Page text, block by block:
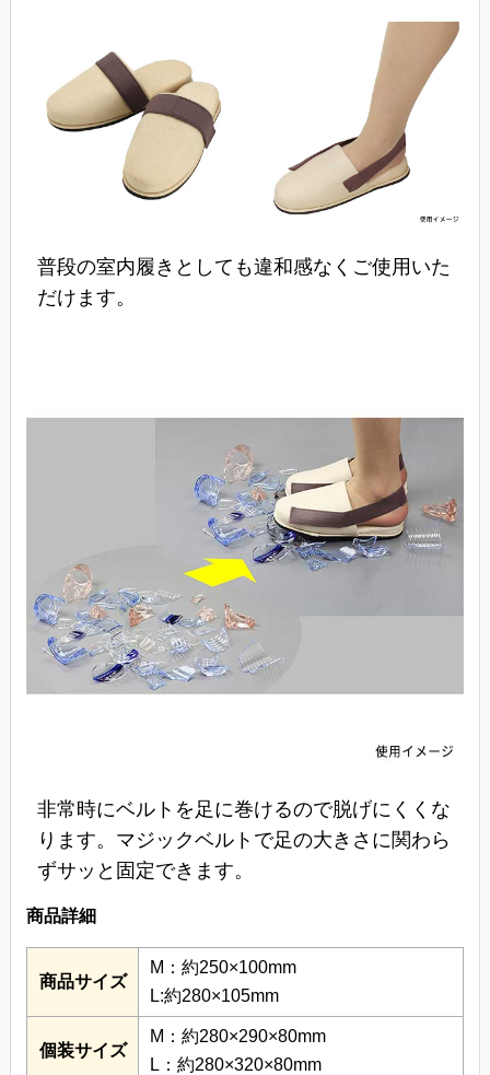
普段の室内履きとしても違和感なくご使用いた
だけます。
非常時にベルトを足に巻けるので脱げにくくな
ります。マジックベルトで足の大きさに関わら
ずサッと固定できます。
商品詳細
商品サイズ
M：約250×100mm
L:約280×105mm
個装サイズ
M：約280×290×80mm
L：約280×320×80mm